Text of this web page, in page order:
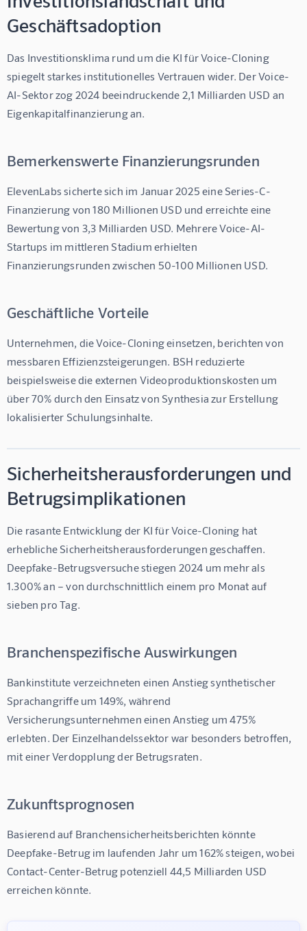
Geschäftsadoption
Das Investitionsklima rund um die KI für Voice-Cloning
spiegelt starkes institutionelles Vertrauen wider. Der Voice-
AI-Sektor zog 2024 beeindruckende 2,1 Milliarden USD an
Eigenkapitalfinanzierung an.
Bemerkenswerte Finanzierungsrunden
ElevenLabs sicherte sich im Januar 2025 eine Series-C-
Finanzierung von 180 Millionen USD und erreichte eine
Bewertung von 3,3 Milliarden USD. Mehrere Voice-AI-
Startups im mittleren Stadium erhielten
Finanzierungsrunden zwischen 50-100 Millionen USD.
Geschäftliche Vorteile
Unternehmen, die Voice-Cloning einsetzen, berichten von
messbaren Effizienzsteigerungen. BSH reduzierte
beispielsweise die externen Videoproduktionskosten um
über 70% durch den Einsatz von Synthesia zur Erstellung
lokalisierter Schulungsinhalte.
Sicherheitsherausforderungen und
Betrugsimplikationen
Die rasante Entwicklung der KI für Voice-Cloning hat
erhebliche Sicherheitsherausforderungen geschaffen.
Deepfake-Betrugsversuche stiegen 2024 um mehr als
1.300% an – von durchschnittlich einem pro Monat auf
sieben pro Tag.
Branchenspezifische Auswirkungen
Bankinstitute verzeichneten einen Anstieg synthetischer
Sprachangriffe um 149%, während
Versicherungsunternehmen einen Anstieg um 475%
erlebten. Der Einzelhandelssektor war besonders betroffen,
mit einer Verdopplung der Betrugsraten.
Zukunftsprognosen
Basierend auf Branchensicherheitsberichten könnte
Deepfake-Betrug im laufenden Jahr um 162% steigen, wobei
Contact-Center-Betrug potenziell 44,5 Milliarden USD
erreichen könnte.